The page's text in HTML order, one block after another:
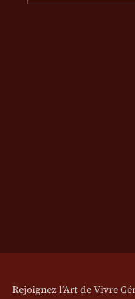
Rejoignez l’Art de Vivre